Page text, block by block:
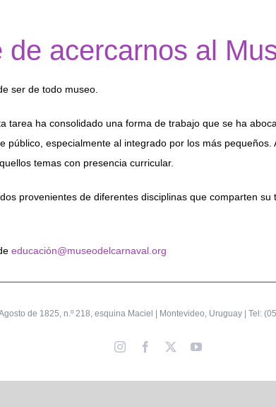
acercarnos al
ser de todo museo.
tarea ha consolidado una forma de trabajo que se ha
público, especialmente al integrado por los más
temas con presencia curricular.
provenientes de diferentes disciplinas que comparten
educación@museodelcarnaval.org
de 1825, n.º 218, esquina Maciel | Montevideo, Uruguay | Tel:
InstagramFacebook YouTube